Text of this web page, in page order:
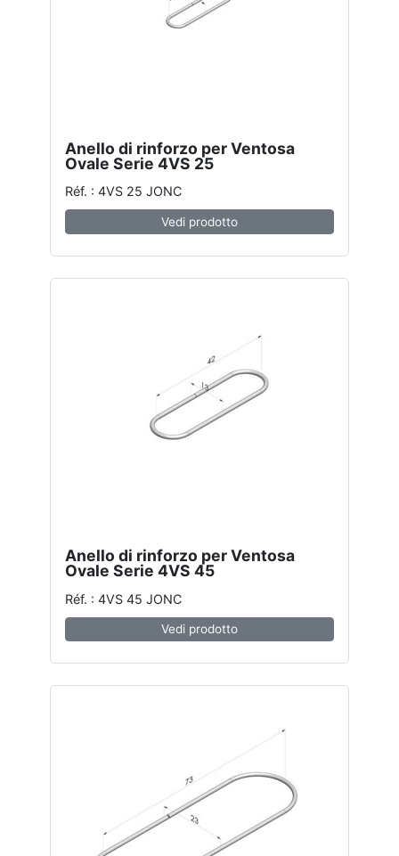
Anello di rinforzo per Ventosa
Ovale Serie 4VS 25
Réf. : 4VS 25 JONC
Vedi prodotto
Anello di rinforzo per Ventosa
Ovale Serie 4VS 45
Réf. : 4VS 45 JONC
Vedi prodotto